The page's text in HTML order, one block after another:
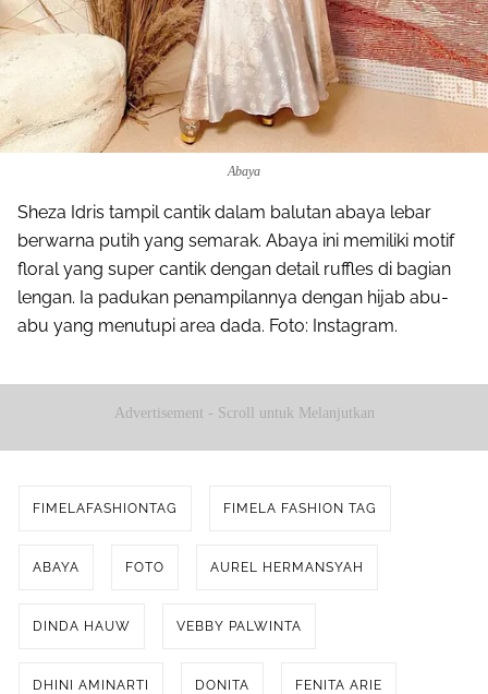
Abaya
Sheza Idris tampil cantik dalam balutan abaya lebar
berwarna putih yang semarak. Abaya ini memiliki motif
floral yang super cantik dengan detail ruffles di bagian
lengan. Ia padukan penampilannya dengan hijab abu-
abu yang menutupi area dada. Foto: Instagram.
Advertisement - Scroll untuk Melanjutkan
FIMELAFASHIONTAG FIMELA FASHION TAG
ABAYA FOTO AUREL HERMANSYAH
DINDA HAUW VEBBY PALWINTA
DHINI AMINARTI DONITA FENITA ARIE